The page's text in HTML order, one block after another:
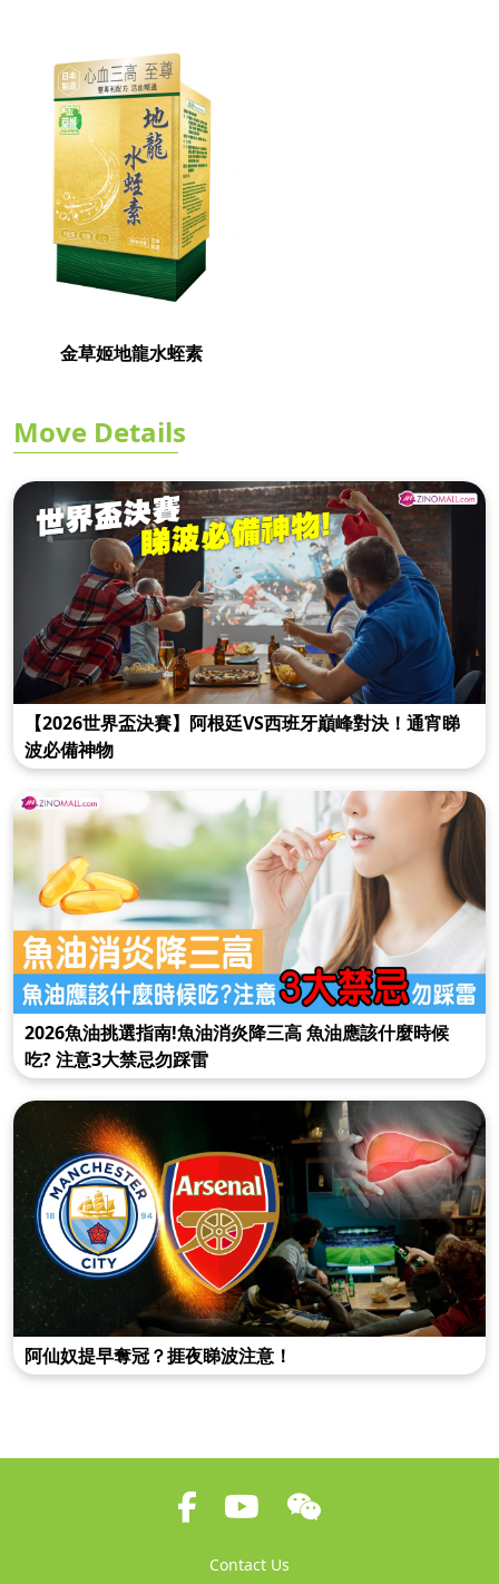
金草姬地龍水蛭素
Move Details
【2026世界盃決賽】阿根廷VS西班牙巔峰對決！通宵睇
波必備神物
2026魚油挑選指南!魚油消炎降三高 魚油應該什麼時候
吃? 注意3大禁忌勿踩雷
阿仙奴提早奪冠？捱夜睇波注意！
Contact Us